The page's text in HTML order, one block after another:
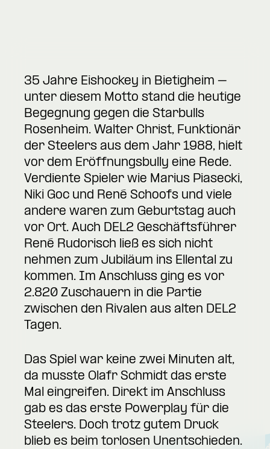
35 Jahre Eishockey in Bietigheim –
unter diesem Motto stand die heutige
Begegnung gegen die Starbulls
Rosenheim. Walter Christ, Funktionär
der Steelers aus dem Jahr 1988, hielt
vor dem Eröffnungsbully eine Rede.
Verdiente Spieler wie Marius Piasecki,
Niki Goc und René Schoofs und viele
andere waren zum Geburtstag auch
vor Ort. Auch DEL2 Geschäftsführer
René Rudorisch ließ es sich nicht
nehmen zum Jubiläum ins Ellental zu
kommen. Im Anschluss ging es vor
2.820 Zuschauern in die Partie
zwischen den Rivalen aus alten DEL2
Tagen.
Das Spiel war keine zwei Minuten alt,
da musste Olafr Schmidt das erste
Mal eingreifen. Direkt im Anschluss
gab es das erste Powerplay für die
Steelers. Doch trotz gutem Druck
blieb es beim torlosen Unentschieden.